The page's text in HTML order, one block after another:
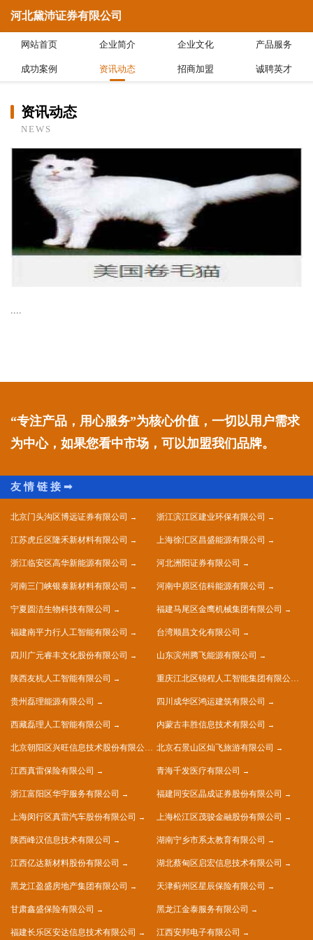
河北黛沛证券有限公司
网站首页 企业简介 企业文化 产品服务
成功案例 资讯动态 招商加盟 诚聘英才
资讯动态
NEWS
....
“专注产品，用心服务”为核心价值，一切以用户需求
为中心，如果您看中市场，可以加盟我们品牌。
北京门头沟区博远证券有限公司 浙江滨江区建业环保有限公司
江苏虎丘区隆禾新材料有限公司 上海徐汇区昌盛能源有限公司
浙江临安区高华新能源有限公司 河北洲阳证券有限公司
河南三门峡银泰新材料有限公司 河南中原区信科能源有限公司
宁夏圆洁生物科技有限公司 福建马尾区金鹰机械集团有限公司
福建南平力行人工智能有限公司 台湾顺昌文化有限公司
四川广元睿丰文化股份有限公司 山东滨州腾飞能源有限公司
陕西友杭人工智能有限公司 重庆江北区锦程人工智能集团有限公司
贵州磊理能源有限公司 四川成华区鸿运建筑有限公司
西藏磊理人工智能有限公司 内蒙古丰胜信息技术有限公司
北京朝阳区兴旺信息技术股份有限公司 北京石景山区灿飞旅游有限公司
江西真雷保险有限公司 青海千发医疗有限公司
浙江富阳区华宇服务有限公司 福建同安区晶成证券股份有限公司
上海闵行区真雷汽车股份有限公司 上海松江区茂骏金融股份有限公司
陕西峰汉信息技术有限公司 湖南宁乡市系太教育有限公司
江西亿达新材料股份有限公司 湖北蔡甸区启宏信息技术有限公司
黑龙江盈盛房地产集团有限公司 天津蓟州区星辰保险有限公司
甘肃鑫盛保险有限公司 黑龙江金泰服务有限公司
福建长乐区安达信息技术有限公司 江西安邦电子有限公司